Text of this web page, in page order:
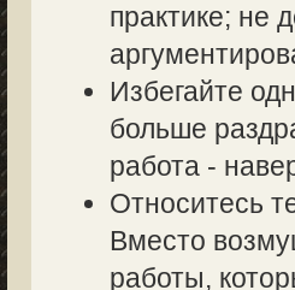
практике; не
Избегайте
больше
работа -
Относитесь
Вместо
работы,